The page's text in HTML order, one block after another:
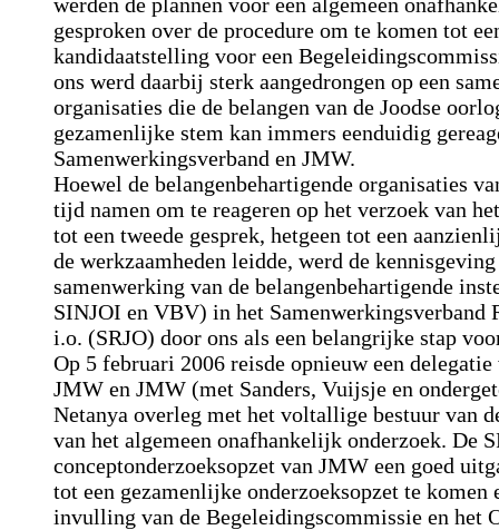
gesproken over de procedure om te komen tot
kandidaatstelling voor een
ons werd daarbij sterk aangedrongen op een
organisaties die de belangen van de Joodse
gezamenlijke stem kan immers eenduidig
Samenwerkingsverband en JMW.
Hoewel de belangenbehartigende organisaties
tijd namen om te reageren op het verzoek van
tot een tweede gesprek, hetgeen tot een
de werkzaamheden leidde, werd de
samenwerking van de belangenbehartigende
SINJOI en VBV) in het Samenwerkingsverband
i.o. (SRJO) door ons als een belangrijke stap
Op 5 februari 2006 reisde opnieuw een
JMW en JMW (met Sanders, Vuijsje en
Netanya overleg met het voltallige bestuur van
van het algemeen onafhankelijk onderzoek. De
conceptonderzoeksopzet van JMW een goed
tot een gezamenlijke onderzoeksopzet te
invulling van de Begeleidingscommissie en het